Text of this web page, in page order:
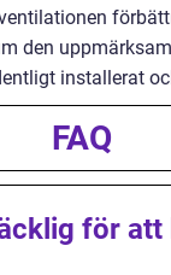
den
installerat
FAQ
för